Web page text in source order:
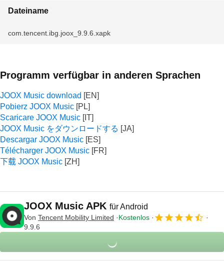
Dateiname
com.tencent.ibg.joox_9.9.6.xapk
Programm verfügbar in anderen Sprachen
JOOX Music download
Pobierz JOOX Music
Scaricare JOOX Music
JOOX Music をダウンロードする
Descargar JOOX Music
Télécharger JOOX Music
下载 JOOX Music
JOOX Music APK für Android
Von Tencent Mobility Limited
Kostenlos
9.9.6